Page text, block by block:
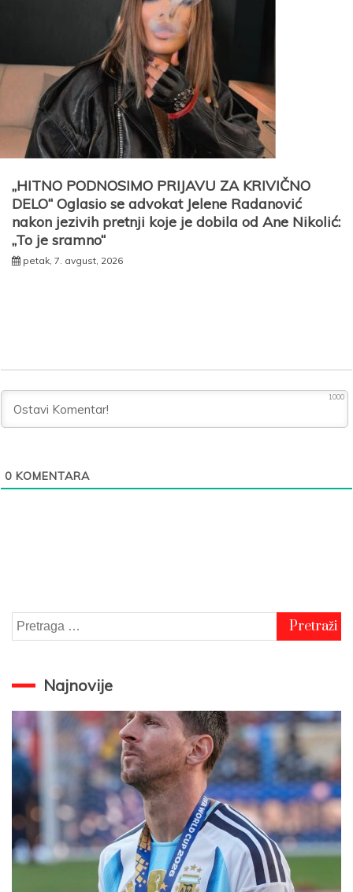
„HITNO PODNOSIMO PRIJAVU ZA KRIVIČNO
DELO“ Oglasio se advokat Jelene Radanović
nakon jezivih pretnji koje je dobila od Ane Nikolić:
„To je sramno“
petak, 7. avgust, 2026
1000
0 KOMENTARA
Pretraga
za:
Najnovije